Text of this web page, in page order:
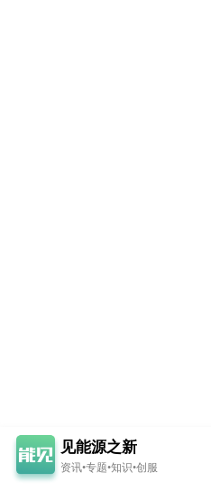
见能源之新
资讯•专题•知识•创服